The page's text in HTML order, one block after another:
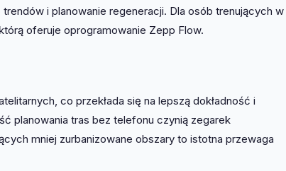
i planowanie regeneracji. Dla osób trenujących w
oferuje oprogramowanie Zepp Flow.
co przekłada się na lepszą dokładność i
planowania tras bez telefonu czynią zegarek
mniej zurbanizowane obszary to istotna przewaga